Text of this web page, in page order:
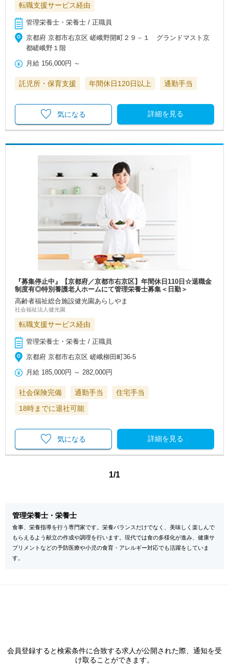
転職支援サービス経由
管理栄養士・栄養士 / 正職員
京都府 京都市右京区 嵯峨野開町２９－１ グランドマスト京
都嵯峨野１階
月給 156,000円 ～
託児所・保育支援 年間休日120日以上 通勤手当
詳細を見る
気になる
『募集停止中』【京都府／京都市右京区】年間休日110日☆退職金
制度有◎特別養護老人ホームにて管理栄養士募集＜日勤＞
高齢者福祉総合施設健光園あらしやま
社会福祉法人健光園
転職支援サービス経由
管理栄養士・栄養士 / 正職員
京都府 京都市右京区 嵯峨柳田町36-5
月給 185,000円 ～282,000円
社会保険完備 通勤手当
住宅手当
18時までに退社可能
詳細を見る
気になる
1/1
管理栄養士・栄養士
食事、栄養指導を行う専門家です。栄養バランスだけでなく、美味しく楽しんで
もらえるよう献立の作成や調理を行います。現代では食の多様化が進み、健康サ
プリメントなどの予防医療や小児の食育・アレルギー対応でも活躍をしていま
す。
会員登録すると検索条件に合致する求人が公開された際、通知を受
け取ることができます。